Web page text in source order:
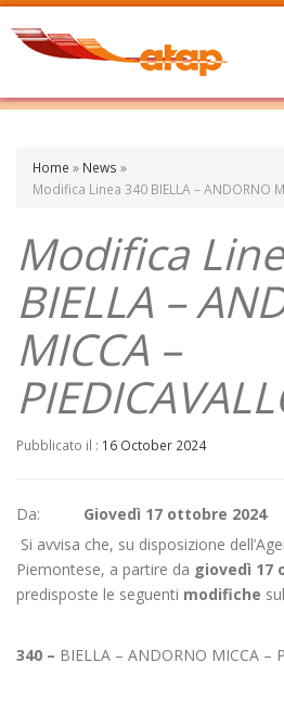
Home » News »
Modifica Linea 340 BIELLA – ANDORNO
Modifica
BIELLA –
MICCA –
Pubblicato il : 16 October 2024
Da: Giovedì 17 ottobre 2024
Si avvisa che, su disposizione
Piemontese, a partire da giovedì 17
predisposte le seguenti modifiche
340 – BIELLA – ANDORNO MICCA –